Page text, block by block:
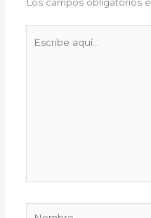
Nombre